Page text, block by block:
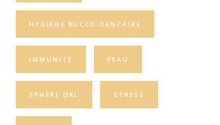
HYGIÈNE BUCCO-DENTAIRE
IMMUNITÉ PEAU
SPHÈRE ORL STRESS